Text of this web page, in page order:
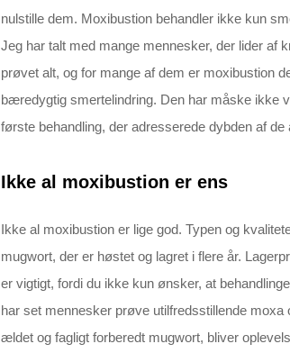
nulstille dem. Moxibustion behandler ikke kun
Jeg har talt med mange mennesker, der lider af
prøvet alt, og for mange af dem er moxibustion
bæredygtig smertelindring. Den har måske ikke
første behandling, der adresserede dybden af de
Ikke al moxibustion er ens
Ikke al moxibustion er lige god. Typen og
mugwort, der er høstet og lagret i flere år.
er vigtigt, fordi du ikke kun ønsker, at
har set mennesker prøve utilfredsstillende
ældet og fagligt forberedt mugwort, bliver